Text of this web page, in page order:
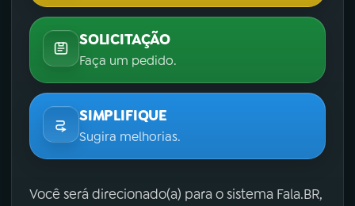
SOLICITAÇÃO
Faça um pedido.
SIMPLIFIQUE
Sugira melhorias.
Você será direcionado(a) para o sistema Fala.BR,